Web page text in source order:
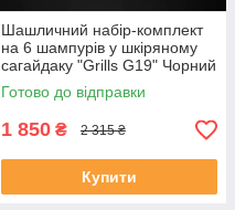
Шашличний набір-комплект
на 6 шампурів у шкіряному
сагайдаку "Grills G19" Чорний
| Гравіювання на замовлення
Готово до відправки
1 850 ₴ 2 315 ₴
Купити